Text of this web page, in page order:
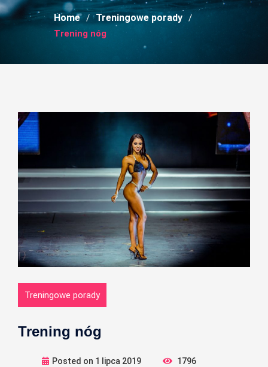
Home Treningowe porady
Trening nóg
Treningowe porady
Trening nóg
Posted on 1 lipca 2019
1796